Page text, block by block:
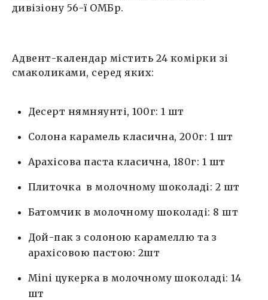
дивізіону 56-ї ОМБр.
Адвент-календар містить 24 комірки зі
смаколиками, серед яких:
Десерт нямняунті, 100г: 1 шт
Солона карамель класична, 200г: 1 шт
Арахісова паста класична, 180г: 1 шт
Плиточка в молочному шоколаді: 2 шт
Батомчик в молочному шоколаді: 8 шт
Дой-пак з солоною карамеллю та з
арахісовою пастою: 2шт
Mini цукерка в молочному шоколаді: 14
шт